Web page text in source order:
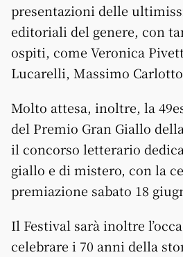
presentazioni delle
editoriali del genere, con
ospiti, come Veronica
Lucarelli, Massimo
Molto attesa, inoltre, la
del Premio Gran Giallo
il concorso letterario
giallo e di mistero, con la
premiazione sabato 18
Il Festival sarà inoltre
celebrare i 70 anni della